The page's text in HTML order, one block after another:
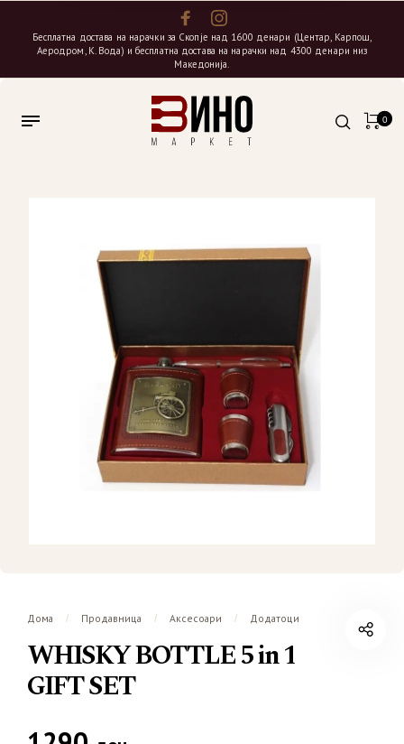
Бесплатна достава на нарачки за Скопје над 1600 денари (Центар, Карпош,
Аеродром, К. Вода) и бесплатна достава на нарачки над 4300 денари низ
Македонија.
0
Дома / Продавница / Аксесоари / Додатоци
WHISKY BOTTLE 5 in 1
GIFT SET